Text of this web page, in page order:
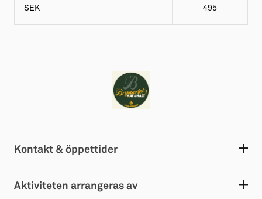
SEK 495
Kontakt & öppettider
Aktiviteten arrangeras av